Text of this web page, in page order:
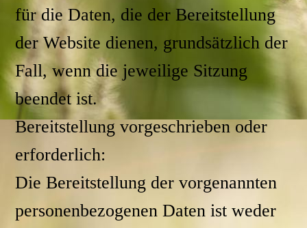
für die Daten, die der Bereitstellung
der Website dienen, grundsätzlich der
Fall, wenn die jeweilige Sitzung
beendet ist.
Bereitstellung vorgeschrieben oder
erforderlich:
Die Bereitstellung der vorgenannten
personenbezogenen Daten ist weder